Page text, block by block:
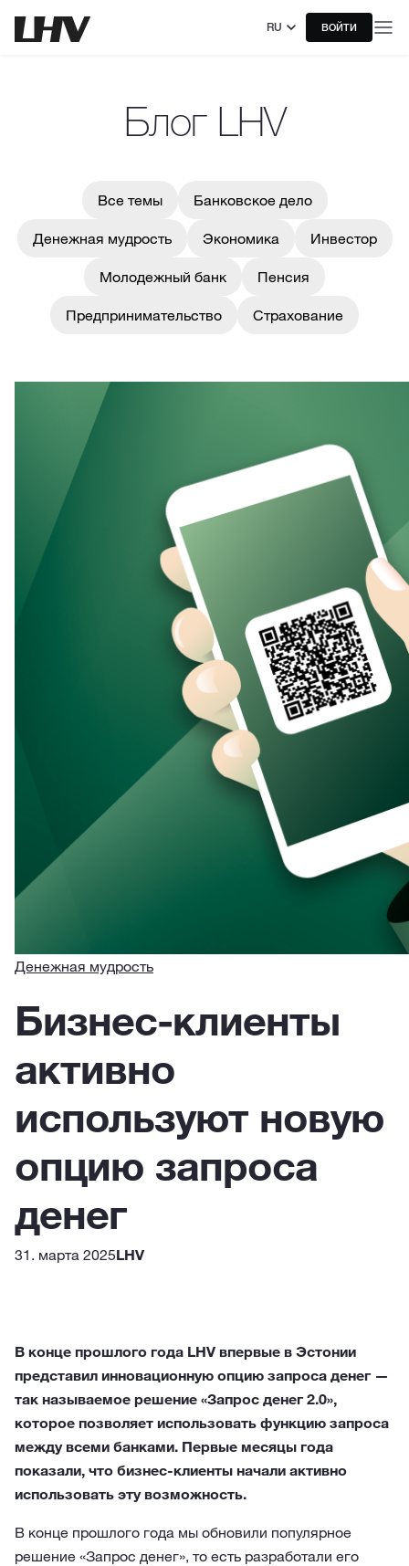
RU ВОЙТИ
Блог LHV
Все темы Банковское дело
Денежная мудрость Экономика Инвестор
Молодежный банк Пенсия
Предпринимательство Страхование
Денежная мудрость
Бизнес-клиенты
активно
используют новую
опцию запроса
денег
31. марта 2025LHV
В конце прошлого года LHV впервые в Эстонии
представил инновационную опцию запроса денег —
так называемое решение «Запрос денег 2.0»,
которое позволяет использовать функцию запроса
между всеми банками. Первые месяцы года
показали, что бизнес-клиенты начали активно
использовать эту возможность.
В конце прошлого года мы обновили популярное
решение «Запрос денег», то есть разработали его